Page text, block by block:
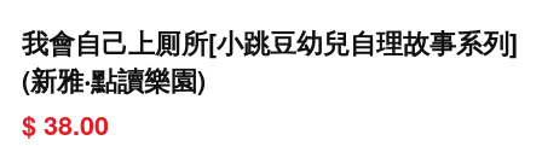
我會自己上厠所[小跳豆幼兒自理故事系列]
(新雅‧點讀樂園)
$ 38.00